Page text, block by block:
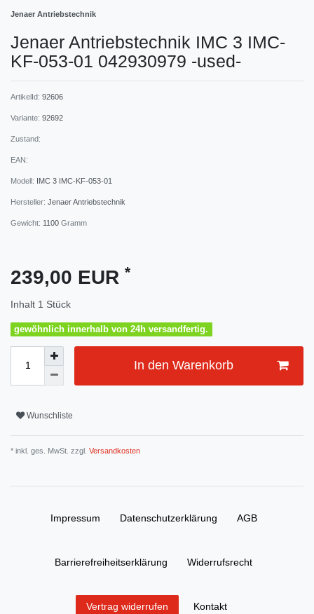
Jenaer Antriebstechnik
Jenaer Antriebstechnik IMC 3 IMC-
KF-053-01 042930979 -used-
ArtikelId: 92606
Variante: 92692
Zustand:
EAN:
Modell: IMC 3 IMC-KF-053-01
Hersteller: Jenaer Antriebstechnik
Gewicht: 1100 Gramm
239,00 EUR *
Inhalt 1 Stück
gewöhnlich innerhalb von 24h versandfertig.
In den Warenkorb
Wunschliste
* inkl. ges. MwSt. zzgl. Versandkosten
Impressum Daten­schutz­erklärung AGB
Barrierefreiheitserklärung Widerrufs­recht
Vertrag widerrufen Kontakt